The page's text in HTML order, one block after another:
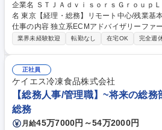
企業名 ＳＴＪＡｄｖｉｓｏｒｓＧｒｏｕｐＬｉ
名 東京【経理・総務】リモート中心/残業基
仕事の内容 独立系ECMアドバイザリーファ
場戦略を設計する当社にて経理・総務をお任
ル）との英文メール対応（AI翻訳ツール等を
ません） ■オフィス環境整備、郵便物の発送
の他バックオフィス関連サポート ※ご経験
せします。残業も基本的には発生せず、ご自
く定着率の高い環境です。 募集職種 東京【経理・総務】リモート中心/残
業基本無/独立系ファーム/契約社員
業界未経験歓迎 転勤なし 在宅OK 完全週
正社員
ケイエス冷凍食品株式会社
【総務人事/管理職】~将来の総
総務
月給45万7000円～54万2000円